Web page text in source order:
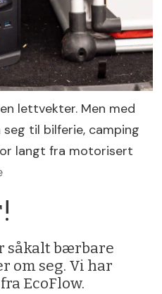
lettvekter. Men med
til bilferie, camping
langt fra motorisert
såkalt bærbare
om seg. Vi har
EcoFlow.